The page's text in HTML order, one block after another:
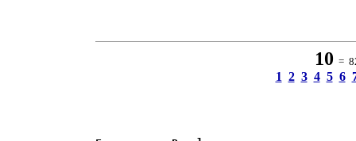
10 =
1 2 3 4 5 6